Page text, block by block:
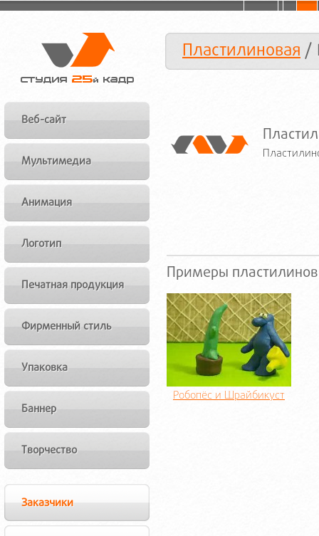
Пластилиновая/
Веб-сайт
Мультимедиа
Анимация
Логотип
Печатная продукция
Фирменный стиль
Упаковка
Баннер
Творчество
Заказчики
Примеры
Робопёс и Шрайбикуст